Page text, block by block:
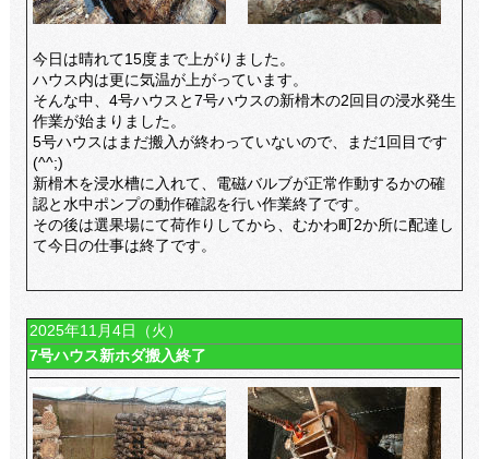
今日は晴れて15度まで上がりました。
ハウス内は更に気温が上がっています。
そんな中、4号ハウスと7号ハウスの新榾木の2回目の浸水発生
作業が始まりました。
5号ハウスはまだ搬入が終わっていないので、まだ1回目です
(^^;)
新榾木を浸水槽に入れて、電磁バルブが正常作動するかの確
認と水中ポンプの動作確認を行い作業終了です。
その後は選果場にて荷作りしてから、むかわ町2か所に配達し
て今日の仕事は終了です。
2025年11月4日（火）
7号ハウス新ホダ搬入終了